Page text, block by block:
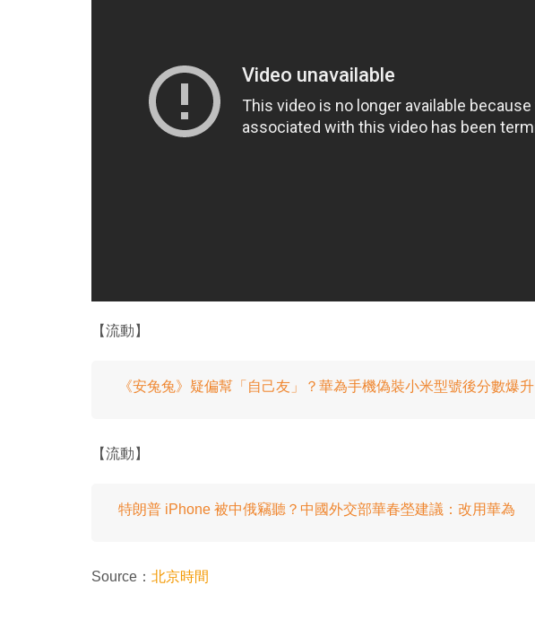
【流動】
《安兔兔》疑偏幫「自己友」？華為手機偽裝小米型號後分數爆升
【流動】
特朗普 iPhone 被中俄竊聽？中國外交部華春塋建議：改用華為
Source： 北京時間